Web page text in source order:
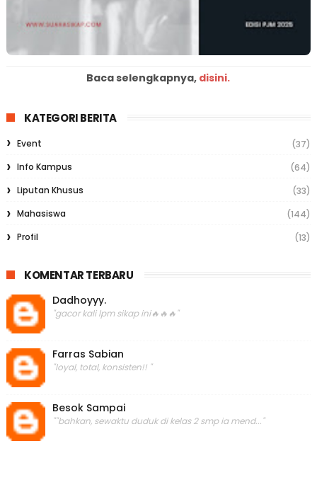
Baca selengkapnya, disini.
KATEGORI BERITA
Event
(37)
Info Kampus
(64)
Liputan Khusus
(33)
Mahasiswa
(144)
Profil
(13)
KOMENTAR TERBARU
Dadhoyyy.
"gacor kali lpm sikap ini🔥🔥🔥"
Farras Sabian
"loyal, total, konsisten!! "
Besok Sampai
""bahkan, sewaktu duduk di kelas 2 smp ia mend..."